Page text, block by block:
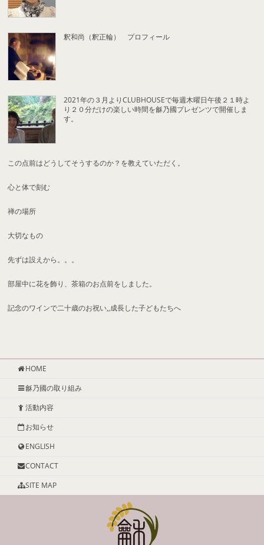
釈和尚（釈正輪） プロフィール
2021年の３月よりCLUBHOUSEで毎週木曜日午後２１時よ
り２０分だけの楽しい時間を龢乃國プレゼンツで開催しま
す。
この点前はどうしてそうするのか？を教えていただく。
心と体で刻む
禅の場所
大切なもの
先ずは設えから。。。
部屋中に花を飾り、茶箱のお点前をしました。
記念のワインで二十歳のお祝い,,成長した子どもたちへ
HOME
龢乃國の取り組み
活動内容
お知らせ
ENGLISH
CONTACT
SITE MAP